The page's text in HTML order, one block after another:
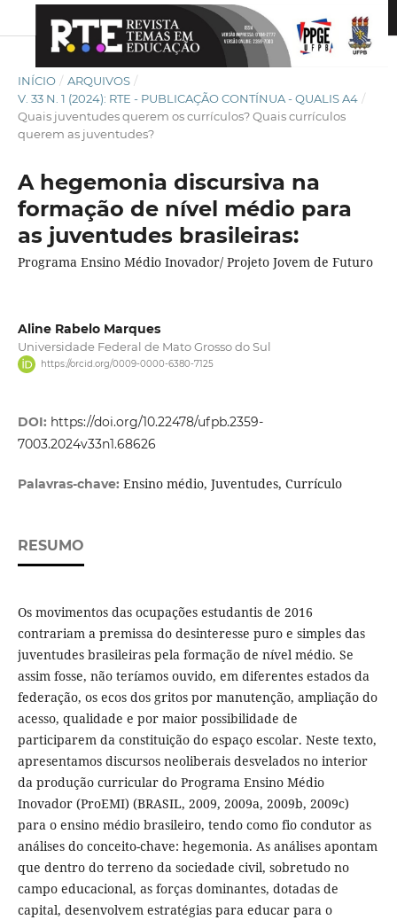
INÍCIO / ARQUIVOS /
V. 33 N. 1 (2024): RTE - PUBLICAÇÃO CONTÍNUA - QUALIS A4 /
Quais juventudes querem os currículos? Quais currículos
querem as juventudes?
A hegemonia discursiva na
formação de nível médio para
as juventudes brasileiras:
Programa Ensino Médio Inovador/ Projeto Jovem de Futuro
Aline Rabelo Marques
Universidade Federal de Mato Grosso do Sul
https://orcid.org/0009-0000-6380-7125
DOI: https://doi.org/10.22478/ufpb.2359-
7003.2024v33n1.68626
Palavras-chave: Ensino médio, Juventudes, Currículo
RESUMO
Os movimentos das ocupações estudantis de 2016
contrariam a premissa do desinteresse puro e simples das
juventudes brasileiras pela formação de nível médio. Se
assim fosse, não teríamos ouvido, em diferentes estados da
federação, os ecos dos gritos por manutenção, ampliação do
acesso, qualidade e por maior possibilidade de
participarem da constituição do espaço escolar. Neste texto,
apresentamos discursos neoliberais desvelados no interior
da produção curricular do Programa Ensino Médio
Inovador (ProEMI) (BRASIL, 2009, 2009a, 2009b, 2009c)
para o ensino médio brasileiro, tendo como fio condutor as
análises do conceito-chave: hegemonia. As análises apontam
que dentro do terreno da sociedade civil, sobretudo no
campo educacional, as forças dominantes, dotadas de
capital, desenvolvem estratégias para educar para o